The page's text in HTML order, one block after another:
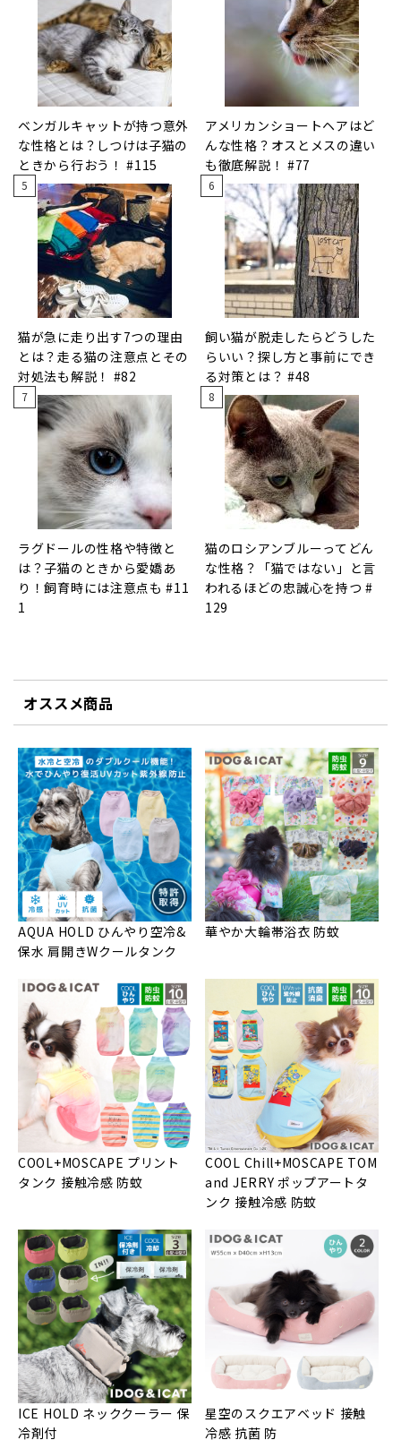
ベンガルキャットが持つ意外
な性格とは？しつけは子猫の
ときから行おう！ #115
アメリカンショートヘアはど
んな性格？オスとメスの違い
も徹底解説！ #77
猫が急に走り出す7つの理由
とは？走る猫の注意点とその
対処法も解説！ #82
飼い猫が脱走したらどうした
らいい？探し方と事前にでき
る対策とは？ #48
ラグドールの性格や特徴と
は？子猫のときから愛嬌あ
り！飼育時には注意点も #11
1
猫のロシアンブルーってどん
な性格？「猫ではない」と言
われるほどの忠誠心を持つ #
129
オススメ商品
AQUA HOLD ひんやり空冷&
保水 肩開きWクールタンク
華やか大輪帯浴衣 防蚊
COOL+MOSCAPE プリント
タンク 接触冷感 防蚊
COOL Chill+MOSCAPE TOM
and JERRY ポップアートタ
ンク 接触冷感 防蚊
ICE HOLD ネッククーラー 保
冷剤付
星空のスクエアベッド 接触
冷感 抗菌 防